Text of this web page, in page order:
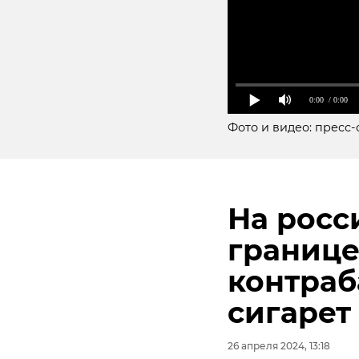
0:00 / 0:00
Фото и видео:
На
сигарет
26 апреля 2024, 13:18
На прошлой неделе
на котором
Богородицы в
организации места